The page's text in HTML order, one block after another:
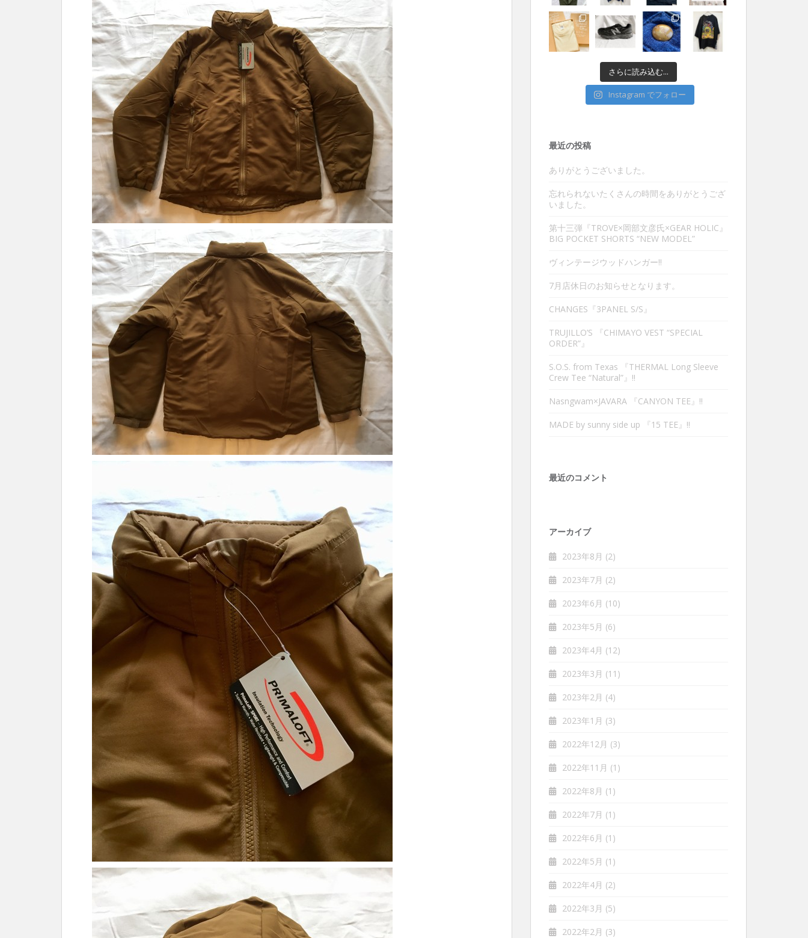
さらに読み込む...
Instagram でフォロー
最近の投稿
ありがとうございました。
忘れられないたくさんの時間をありがとうござ
いました。
第十三弾『TROVE×岡部文彦氏×GEAR HOLIC』
BIG POCKET SHORTS “NEW MODEL”
ヴィンテージウッドハンガー‼︎
7月店休日のお知らせとなります。
CHANGES『3PANEL S/S』
TRUJILLO’S 『CHIMAYO VEST “SPECIAL
ORDER”』
S.O.S. from Texas 『THERMAL Long Sleeve
Crew Tee “Natural”』‼︎
Nasngwam×JAVARA 『CANYON TEE』‼︎
MADE by sunny side up 『15 TEE』‼︎
最近のコメント
アーカイブ
2023年8月 (2)
2023年7月 (2)
2023年6月 (10)
2023年5月 (6)
2023年4月 (12)
2023年3月 (11)
2023年2月 (4)
2023年1月 (3)
2022年12月 (3)
2022年11月 (1)
2022年8月 (1)
2022年7月 (1)
2022年6月 (1)
2022年5月 (1)
2022年4月 (2)
2022年3月 (5)
2022年2月 (3)